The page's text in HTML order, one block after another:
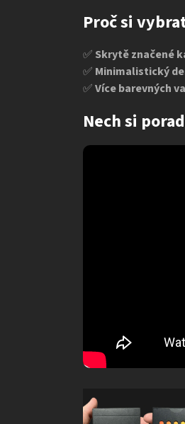
Proč si vybrat
✅ Skrytě značené
✅ Minimalistický
✅Více barevných
Nech si